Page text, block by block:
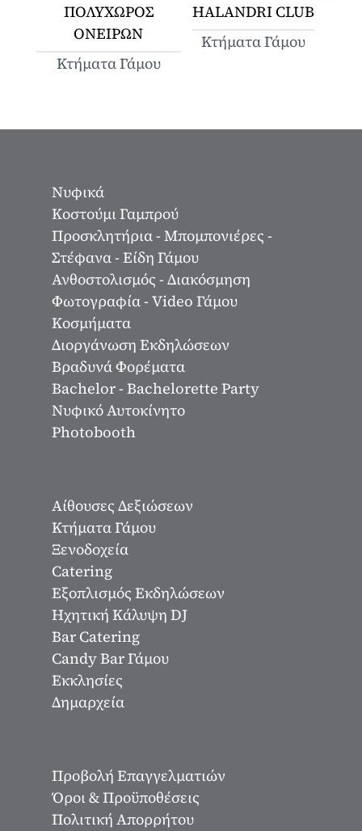
ΠΟΛΥΧΩΡΟΣ
ΟΝΕΙΡΩΝ
Κτήματα Γάμου
HALANDRI CLUB
Κτήματα Γάμου
Νυφικά
Κοστούμι Γαμπρού
Προσκλητήρια - Μπομπονιέρες -
Στέφανα - Είδη Γάμου
Ανθοστολισμός - Διακόσμηση
Φωτογραφία - Video Γάμου
Κοσμήματα
Διοργάνωση Εκδηλώσεων
Βραδυνά Φορέματα
Bachelor - Bachelorette Party
Νυφικό Αυτοκίνητο
Photobooth
Αίθουσες Δεξιώσεων
Κτήματα Γάμου
Ξενοδοχεία
Catering
Εξοπλισμός Εκδηλώσεων
Ηχητική Κάλυψη DJ
Bar Catering
Candy Bar Γάμου
Εκκλησίες
Δημαρχεία
Προβολή Επαγγελματιών
Όροι & Προϋποθέσεις
Πολιτική Απορρήτου